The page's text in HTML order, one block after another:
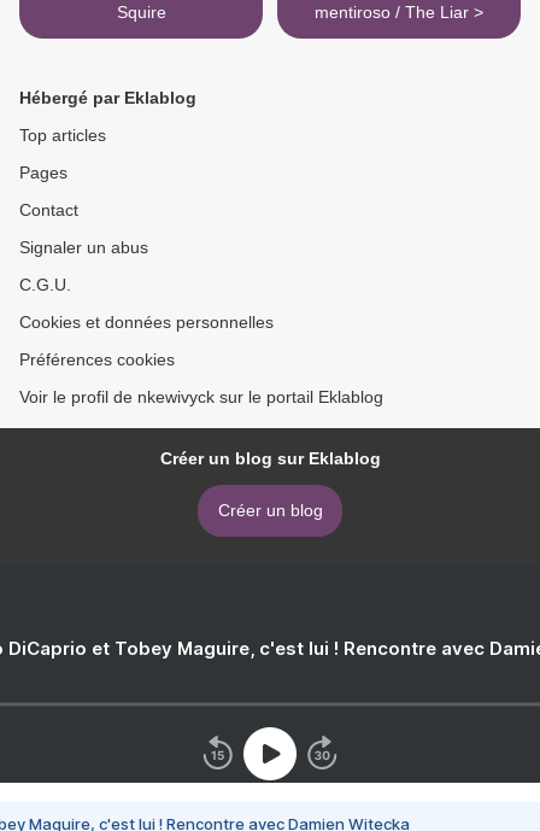
Squire
mentiroso / The Liar >
Hébergé par Eklablog
Top articles
Pages
Contact
Signaler un abus
C.G.U.
Cookies et données personnelles
Préférences cookies
Voir le profil de nkewivyck sur le portail Eklablog
Créer un blog sur Eklablog
Créer un blog
DiCaprio et Tobey Maguire, c'est lui ! Rencontre avec
Maguire, c'est lui ! Rencontre avec Damien Witecka